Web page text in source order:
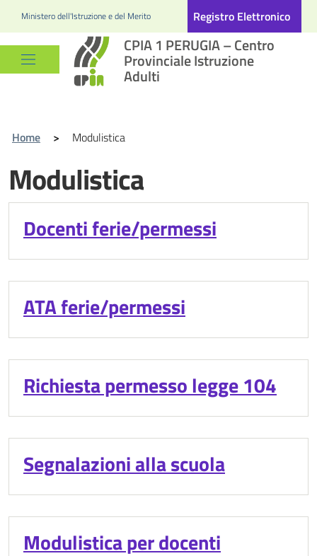
Ministero dell'Istruzione e del Merito Registro Elettronico
CPIA 1 PERUGIA – Centro
Provinciale Istruzione
Adulti
Home > Modulistica
Modulistica
Docenti ferie/permessi
ATA ferie/permessi
Richiesta permesso legge 104
Segnalazioni alla scuola
Modulistica per docenti